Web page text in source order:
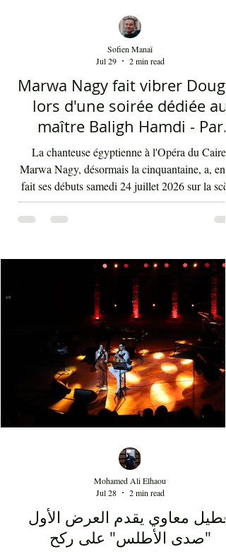
Marwa Nagy fait vibrer
lors d'une soirée dédiée au
maître Baligh Hamdi - Par
Sofien Manaï
La chanteuse égyptienne à l'Opéra du Caire,
Marwa Nagy, désormais la cinquantaine, a,
fait ses débuts samedi 24 juillet 2026 sur la
du Théâtre romain de Dougga, offrant un
hommage au très grand compositeur arabe
Accompagnée d'un orchestre dirigé par le
maestro, spécialisé maintenant depuis au
ans dans les concerts tarab, Mohamed
qui accompagne le
Sofien Manaï
Jul 29
2 min read
عطيل معاوي يقدم العرض الأول
"صدى الأطلس" على ركح
Mohamed Ali Elhaou
Jul 28
2 min read